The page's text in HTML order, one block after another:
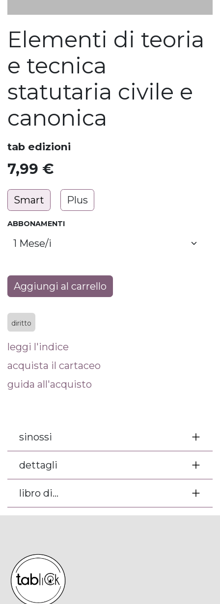
Elementi di teoria
e tecnica
statutaria civile e
canonica
tab edizioni
7,99 €
Smart Plus
ABBONAMENTI
Aggiungi al carrello
diritto
leggi l'indice
acquista il cartaceo
guida all'acquisto
sinossi
dettagli
libro di...